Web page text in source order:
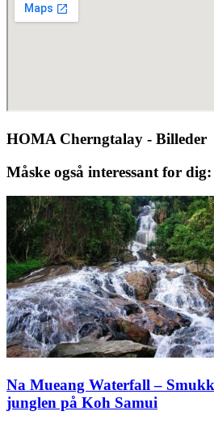
HOMA Cherngtalay - Billeder
Måske også interessant for dig:
Na Mueang Waterfall –
junglen på Koh Samui